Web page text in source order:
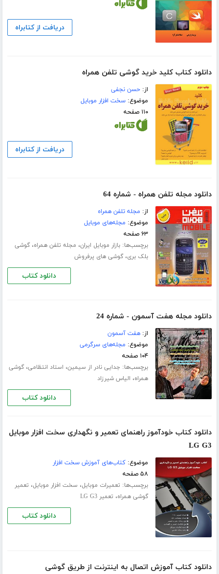
دریافت از کتابراه
دانلود کتاب کلید خرید گوشی تلفن همراه
از:حسن نجفی
موضوع:سخت افزار موبایل
۱۱۰ صفحه
دریافت از کتابراه
دانلود مجله تلفن همراه - شماره 64
از: مجله تلفن همراه
موضوع: مجله‌های موبایل
۶۳ صفحه
برچسب‌ها:بازار موبایل ایران، مجله تلفن همراه،گوشی
بلک بری،گوشی های پرفروش
دانلود کتاب
دانلود مجله هفت آسمون - شماره 24
از:هفت آسمون
موضوع: مجله‌های سرگرمی
۱۰۴ صفحه
برچسب‌ها: جدایی نادر از سیمین، استاد انتظامی،گوشی
همراه، الیاس شیرزاد
دانلود کتاب
دانلود کتاب خودآموز راهنمای تعمیر و نگهداری سخت افزار موبایل
LG G3
موضوع:کتاب‌های آموزش سخت افزار
۵۸ صفحه
برچسب‌ها: تعمیرات موبایل، سخت افزار موبایل، تعمیر
گوشی همراه، تعمیر LG G3
دانلود کتاب
دانلود کتاب آموزش اتصال به اینترنت از طریق گوشی